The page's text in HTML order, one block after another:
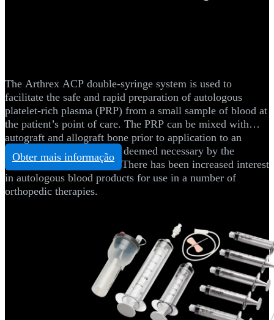
The Arthrex ACP double-syringe system is used to
facilitate the safe and rapid preparation of autologous
platelet-rich plasma (PRP) from a small sample of blood at
the patient’s point of care. The PRP can be mixed with
autograft and allograft bone prior to application to an
orthopedic surgical site as deemed necessary by the
clinical use requirements. There has been increased interest
in autologous blood products for use in a number of
orthopedic therapies.
Obter mais informação